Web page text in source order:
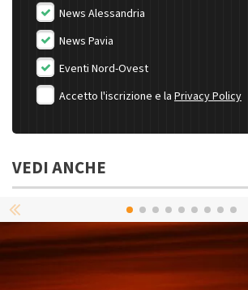
News Alessandria
News Pavia
Eventi Nord-Ovest
Accetto l'iscrizione e la Privacy Policy
VEDI ANCHE